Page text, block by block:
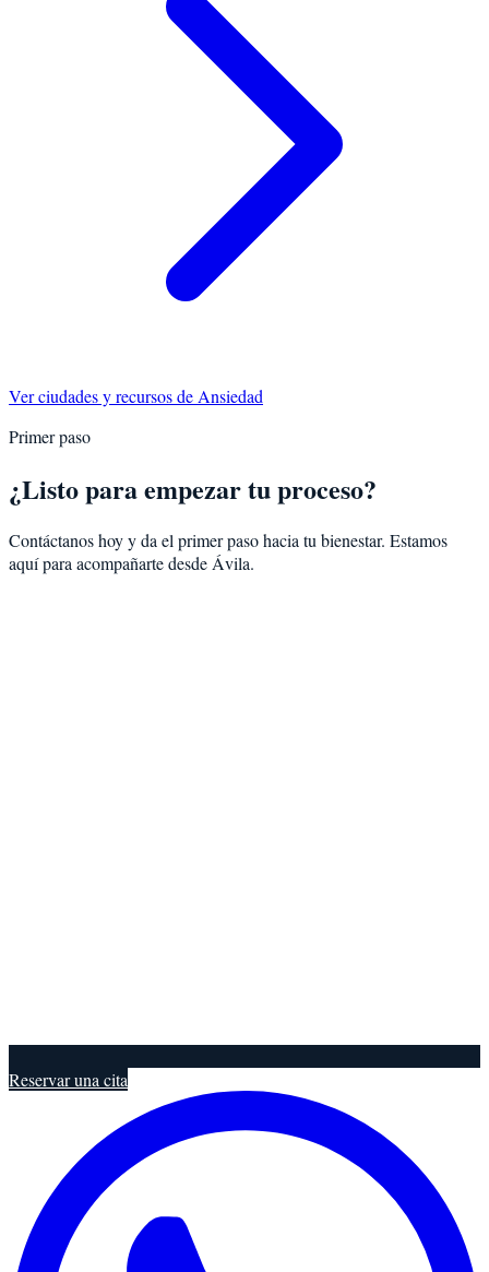
Ver ciudades y recursos de Ansiedad
Primer paso
¿Listo para empezar tu proceso?
Contáctanos hoy y da el primer paso hacia tu bienestar. Estamos
aquí para acompañarte desdeÁvila.
Reservar una cita